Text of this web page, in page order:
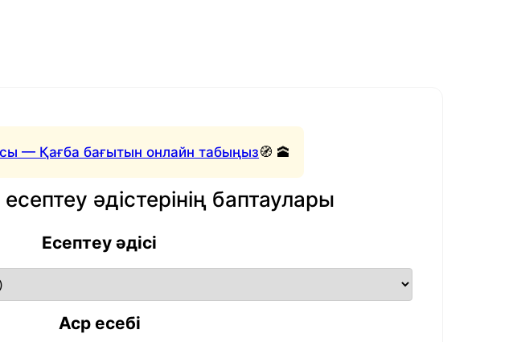
— Қағба бағытын онлайн табыңыз🧭 🕋
әдістерінің баптаулары
Есептеу әдісі
Аср есебі